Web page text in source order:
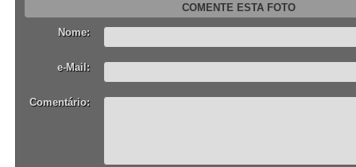
COMENTE ESTA FOTO
Nome:
e-Mail:
Comentário: